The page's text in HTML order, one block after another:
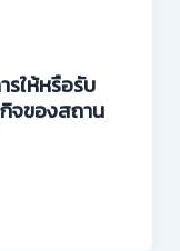
รให้หรือรับ
จของสถาน